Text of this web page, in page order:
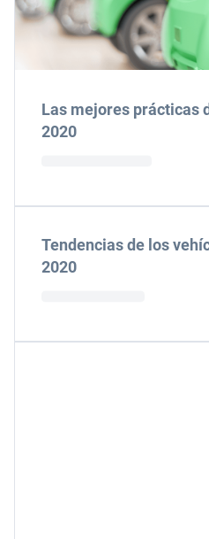
Las mejores prácticas
2020
Tendencias de los
2020